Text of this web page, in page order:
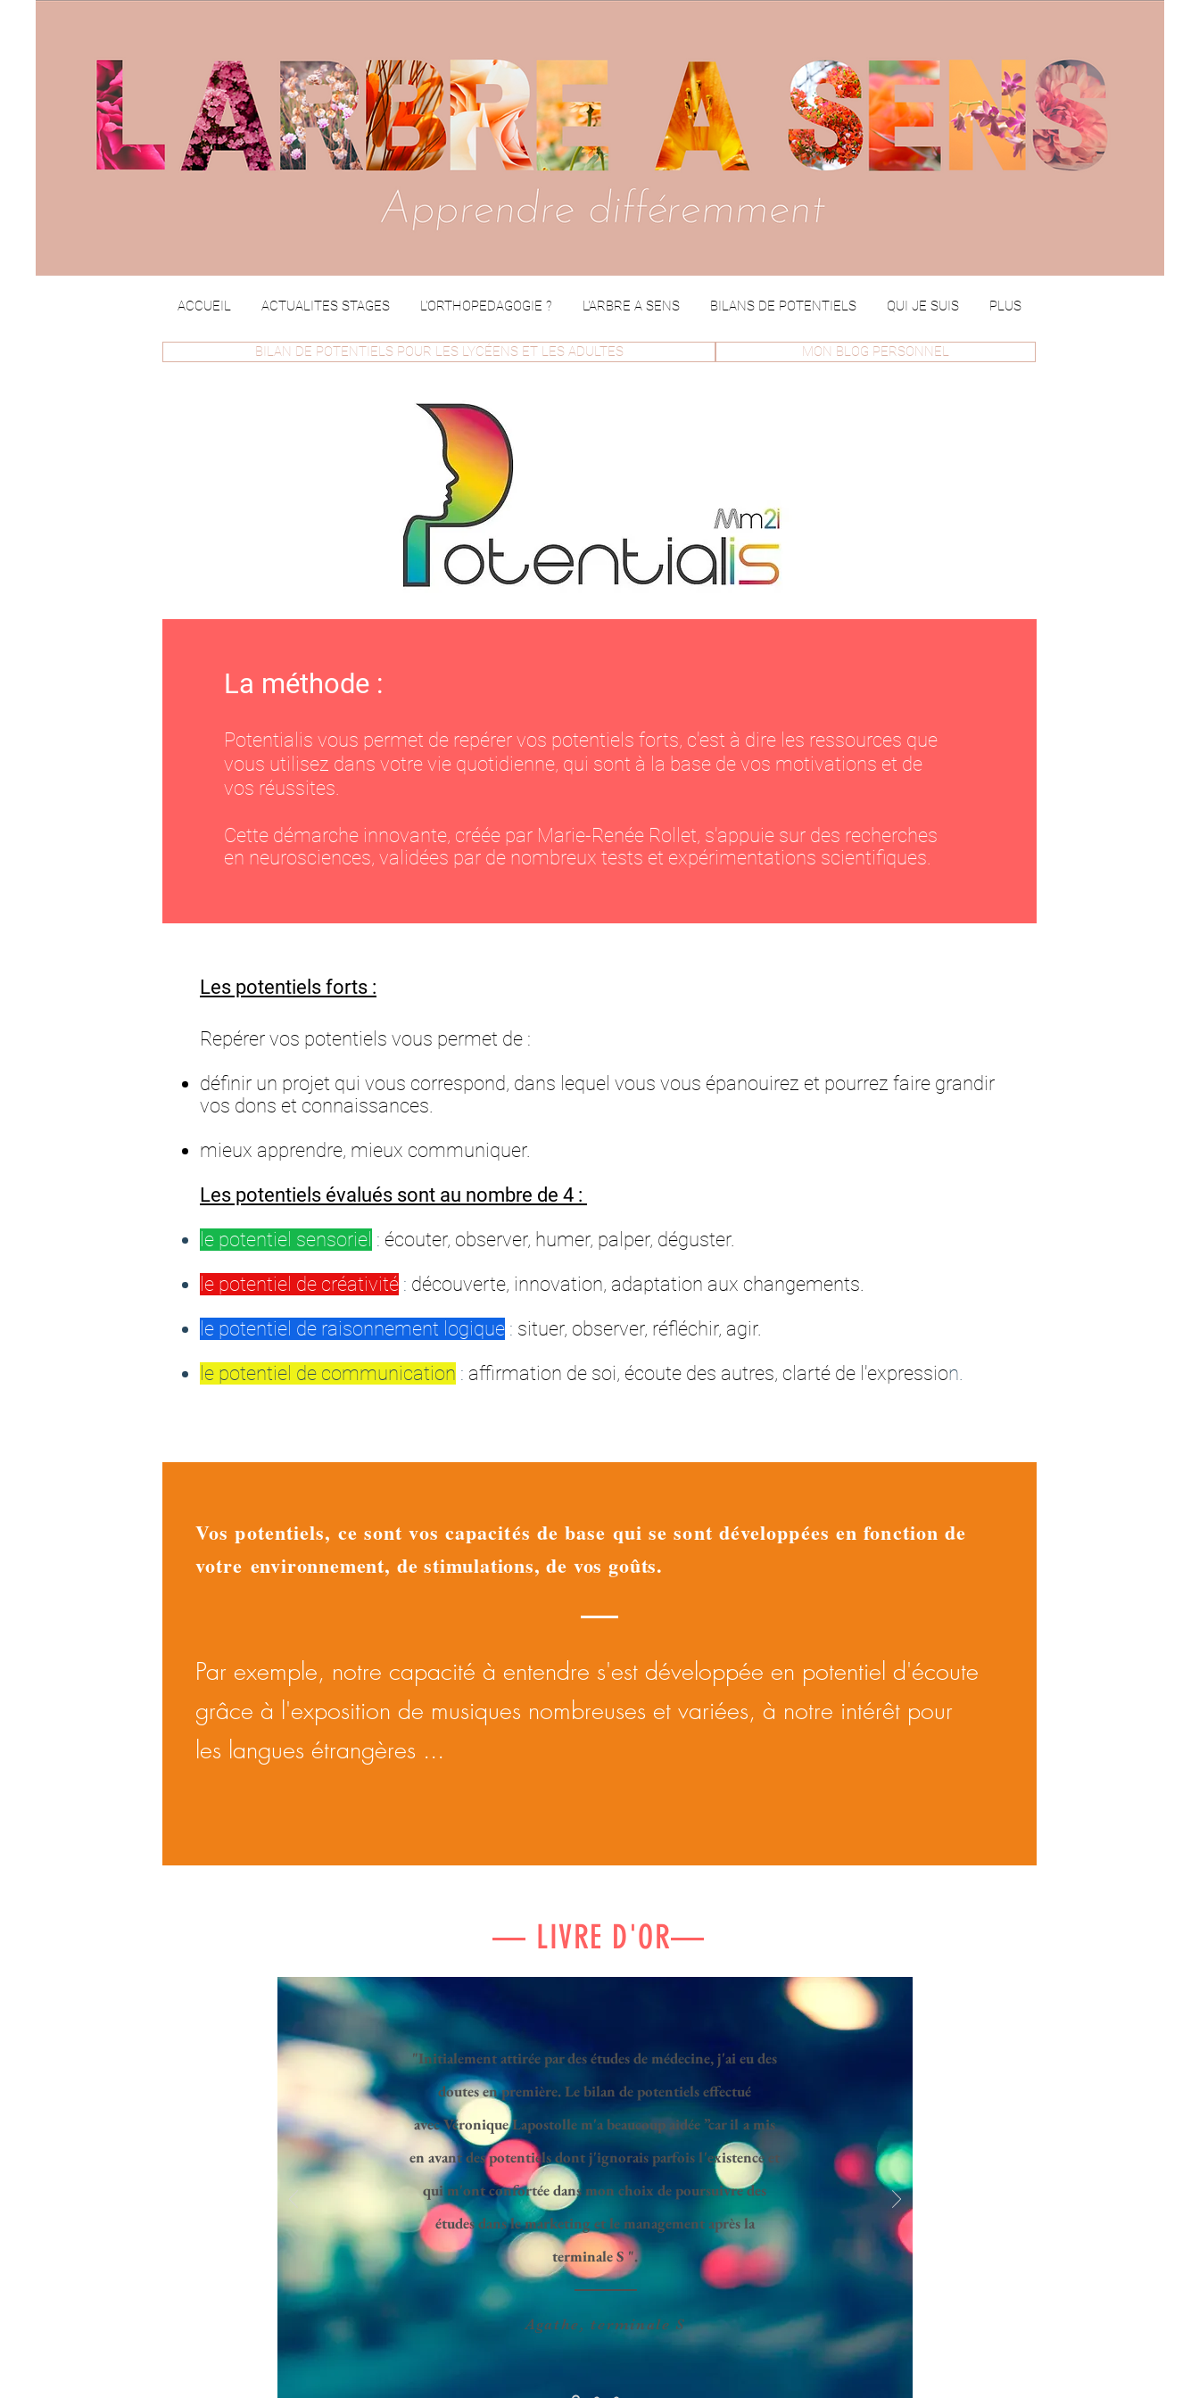
ACCUEIL ACTUALITES STAGES L'ORTHOPEDAGOGIE ? L'ARBRE A SENS BILANS DE POTENTIELS QUI JE SUIS PLUS
BILAN DE POTENTIELS POUR LES LYCÉENS ET LES ADULTES MON BLOG PERSONNEL
La méthode :
Potentialis vous permet de repérer vos potentiels forts, c'est à dire les ressources que
vous utilisez dans votre vie quotidienne, qui sont à la base de vos motivations et de
vos réussites.
Cette démarche innovante, créée par Marie-Renée Rollet, s'appuie sur des recherches
en neurosciences, validées par de nombreux tests et expérimentations scientifiques.
Les potentiels forts :
Repérer vos potentiels vous permet de :
définir un projet qui vous correspond, dans lequel vous vous épanouirez et pourrez faire grandir
vos dons et connaissances.
mieux apprendre, mieux communiquer.
Les potentiels évalués sont au nombre de 4 :
le potentiel sensoriel : écouter, observer, humer, palper, déguster.
le potentiel de créativité : découverte, innovation, adaptation aux changements.
le potentiel de raisonnement logique : situer, observer, réfléchir, agir.
le potentiel de communication : affirmation de soi, écoute des autres, clarté de l'expression.
Vos potentiels, ce sont vos capacités de base qui se sont développées en fonction de
votre environnement, de stimulations, de vos goûts.
Par exemple, notre capacité à entendre s'est développée en potentiel d'écoute
grâce à l'exposition de musiques nombreuses et variées, à notre intérêt pour
les langues étrangères ...
— LIVRE D'OR—
"Initialement attirée par des études de médecine, j'ai eu des
doutes enpremière. Le bilan depotentielseffectué
avecVéroniqueLapostolle m'a beaucoup aidée ”caril a mis
en avant des potentiels dontj'ignoraisparfoisl'existence et
qui m'ontconfortéedans mon choix de poursuivre des
études dans le marketing etle management après la
terminale S ".
Agathe, terminale S